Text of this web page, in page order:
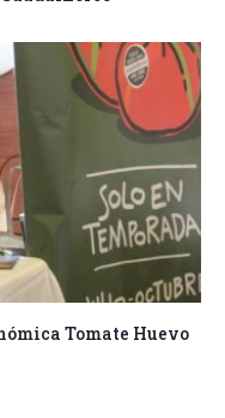
Tomate Huevo